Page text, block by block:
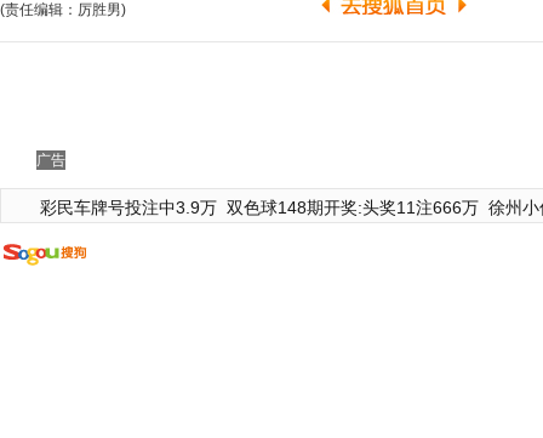
(责任编辑：厉胜男)
广告
彩民车牌号投注中3.9万 双色球148期开奖:头奖11注666万 徐州